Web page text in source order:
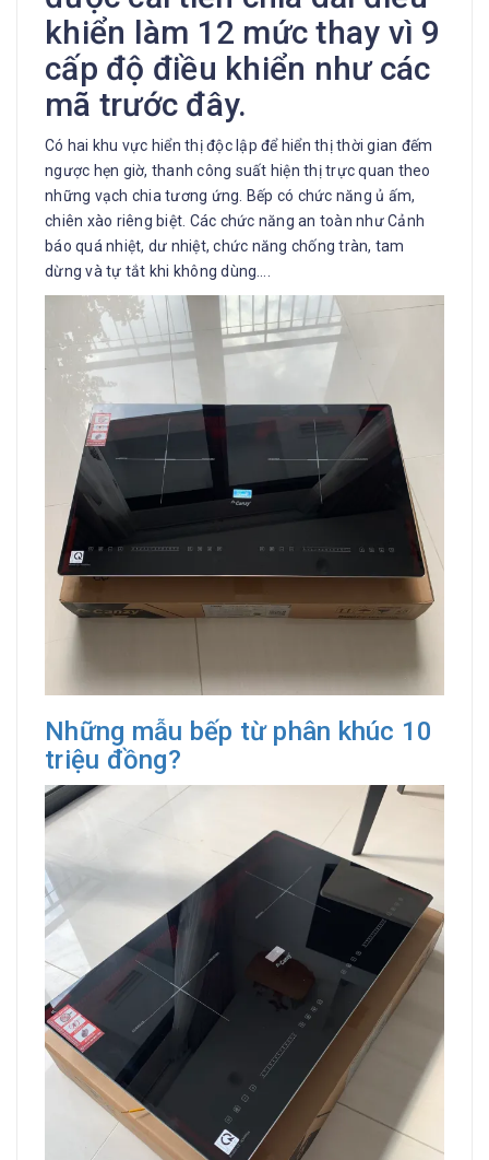
khiển làm 12 mức thay vì 9
cấp độ điều khiển như các
mã trước đây.
Có hai khu vực hiển thị độc lập để hiển thị thời gian đếm
ngược hẹn giờ, thanh công suất hiện thị trực quan theo
những vạch chia tương ứng. Bếp có chức năng ủ ấm,
chiên xào riêng biệt. Các chức năng an toàn như Cảnh
báo quá nhiệt, dư nhiệt, chức năng chống tràn, tam
dừng và tự tắt khi không dùng….
Những mẫu bếp từ phân khúc 10
triệu đồng?